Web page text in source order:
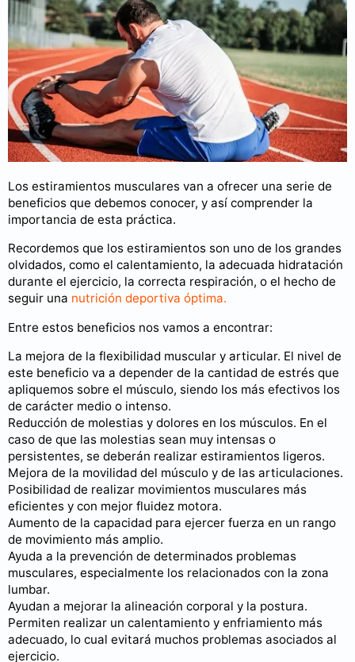
Los estiramientos musculares van a ofrecer una serie de
beneficios que debemos conocer, y así comprender la
importancia de esta práctica.
Recordemos que los estiramientos son uno de los grandes
olvidados, como el calentamiento, la adecuada hidratación
durante el ejercicio, la correcta respiración, o el hecho de
seguir una nutrición deportiva óptima.
Entre estos beneficios nos vamos a encontrar:
La mejora de la flexibilidad muscular y articular. El nivel de
este beneficio va a depender de la cantidad de estrés que
apliquemos sobre el músculo, siendo los más efectivos los
de carácter medio o intenso.
Reducción de molestias y dolores en los músculos. En el
caso de que las molestias sean muy intensas o
persistentes, se deberán realizar estiramientos ligeros.
Mejora de la movilidad del músculo y de las articulaciones.
Posibilidad de realizar movimientos musculares más
eficientes y con mejor fluidez motora.
Aumento de la capacidad para ejercer fuerza en un rango
de movimiento más amplio.
Ayuda a la prevención de determinados problemas
musculares, especialmente los relacionados con la zona
lumbar.
Ayudan a mejorar la alineación corporal y la postura.
Permiten realizar un calentamiento y enfriamiento más
adecuado, lo cual evitará muchos problemas asociados al
ejercicio.